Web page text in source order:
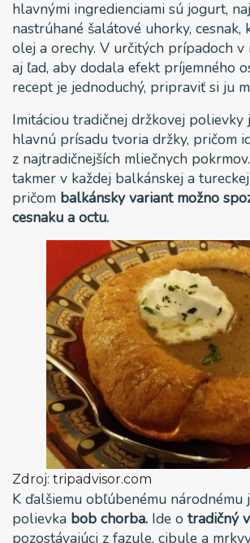
hlavnými ingredienciami sú jogurt,
nastrúhané šalátové uhorky,
olej a orechy. V určitých prípadoch v
aj ľad, aby dodala efekt príjemného
recept je jednoduchý, pripraviť si ju
Imitáciou tradičnej držkovej polievky
hlavnú prísadu tvoria držky, pričom
z najtradičnejších mliečnych
takmer v každej balkánskej a
pričom balkánsky variant možno
cesnaku a octu.
Zdroj: tripadvisor.com
K ďalšiemu obľúbenému národnému
polievka bob chorba. Ide o tradičný
pozostávajúci z fazule, cibule a